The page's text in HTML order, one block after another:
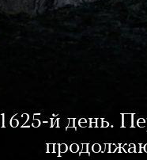
1625-й день.